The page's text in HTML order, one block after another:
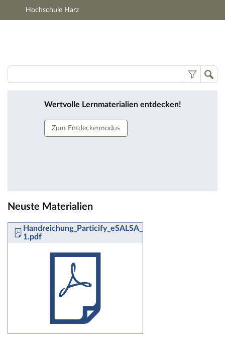
Hauptnavigation
Hochschule Harz
Lernmaterialien
Wertvolle Lernmaterialien entdecken!
Zum Entdeckermodus
Neuste Materialien
Handreichung_Particify_eSALSA_fuerweb-
1.pdf